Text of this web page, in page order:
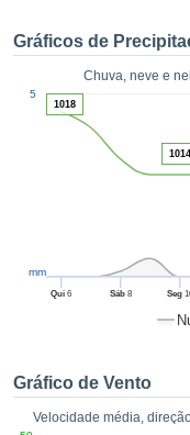
permite-
a nossa
fornecer-
de alta
todos os
ou
no
como
um perfil
CONTINUAR
Gráficos de
Chuva, neve e
Qui 6 Sáb8 Seg
5
mm
1018
1014
Gráfico de Vento
Velocidade média,